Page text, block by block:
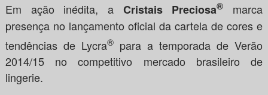
Em ação inédita, a Cristais Preciosa®
marca
presença no lançamento oficial da cartela de cores e
tendências de Lycra®para a temporada de Verão
2014/15 no competitivo mercado brasileiro de
lingerie.